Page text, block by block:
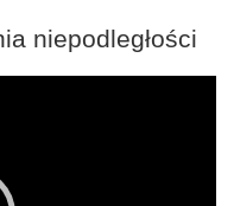
niepodległości